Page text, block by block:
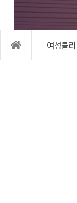
여성의학연
여성클